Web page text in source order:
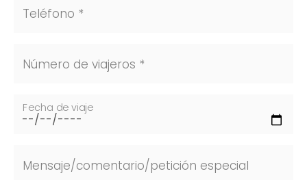
Teléfono *
Número de viajeros *
Fecha de viaje
Mensaje/comentario/petición especial